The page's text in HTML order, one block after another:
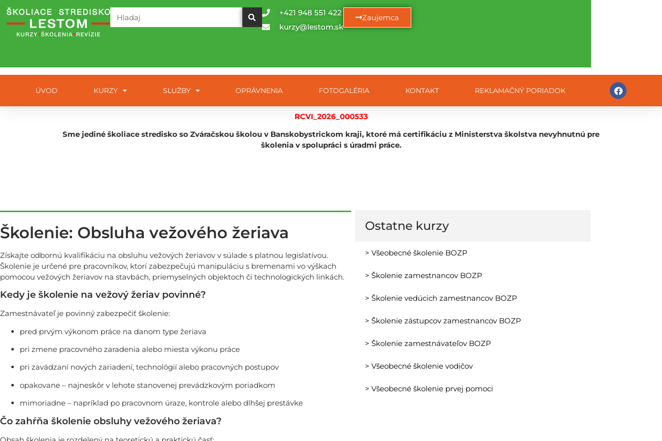
+421 948 551 422
kurzy@lestom.sk
Zaujemca
ÚVOD KURZY SLUŽBY OPRÁVNENIA FOTOGALÉRIA KONTAKT REKLAMAČNÝ PORIADOK
RCVI_2026_000533
Sme jediné školiace stredisko so Zváračskou školou v Banskobystrickom kraji, ktoré má certifikáciu z Ministerstva školstva nevyhnutnú pre
školenia v spolupráci s úradmi práce.
Školenie: Obsluha vežového žeriava
Získajte odbornú kvalifikáciu na obsluhu vežových žeriavov v súlade s platnou legislatívou.
Školenie je určené pre pracovníkov, ktorí zabezpečujú manipuláciu s bremenami vo výškach
pomocou vežových žeriavov na stavbách, priemyselných objektoch či technologických linkách.
Kedy je školenie na vežový žeriav povinné?
Zamestnávateľ je povinný zabezpečiť školenie:
pred prvým výkonom práce na danom type žeriava
pri zmene pracovného zaradenia alebo miesta výkonu práce
pri zavádzaní nových zariadení, technológií alebo pracovných postupov
opakovane – najneskôr v lehote stanovenej prevádzkovým poriadkom
mimoriadne – napríklad po pracovnom úraze, kontrole alebo dlhšej prestávke
Čo zahŕňa školenie obsluhy vežového žeriava?
Ostatne kurzy
> Všeobecné školenie BOZP
> Školenie zamestnancov BOZP
> Školenie vedúcich zamestnancov BOZP
> Školenie zástupcov zamestnancov BOZP
> Školenie zamestnávateľov BOZP
> Všeobecné školenie vodičov
> Všeobecné školenie prvej pomoci